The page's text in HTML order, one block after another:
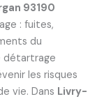
93190
: fuites,
du
détartrage
les risques
vie. Dans Livry-